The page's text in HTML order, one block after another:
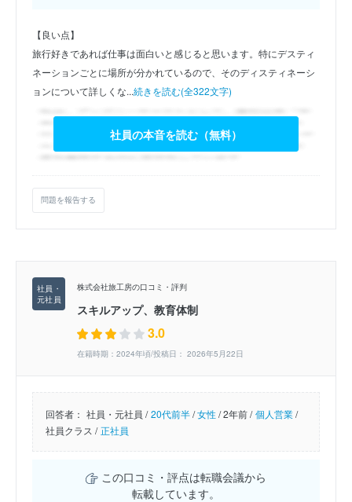
【良い点】
旅行好きであれば仕事は面白いと感じると思います。特にデスティ
ネーションごとに場所が分かれているので、そのディスティネーシ
ョンについて詳しくな...続きを読む(全322文字)
社員の本音を読む（無料）
問題を報告する
株式会社旅工房の口コミ・評判
スキルアップ、教育体制
3.0
在籍時期：2024年頃/投稿日： 2026年5月22日
回答者： 社員・元社員 / 20代前半/女性/2年前 / 個人営業/
社員クラス / 正社員
この口コミ・評点は転職会議から
転載しています。